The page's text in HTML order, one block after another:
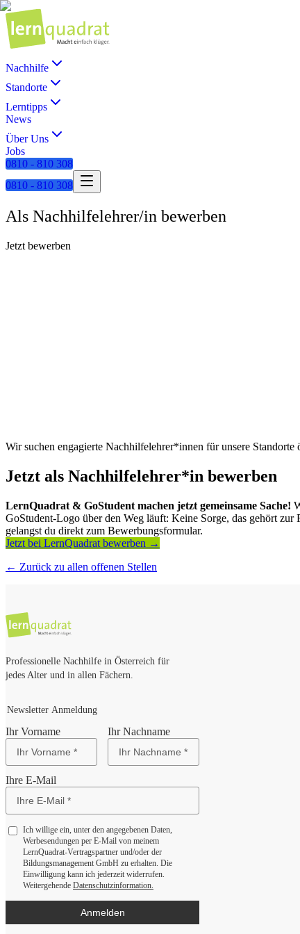
Nachhilfe
Standorte
Lerntipps
News
Über Uns
Jobs
0810 - 810 308
0810 - 810 308
Als Nachhilfelehrer/in bewerben
Jetzt bewerben
Wir suchen engagierte Nachhilfelehrer*innen für unsere
Jetzt als Nachhilfelehrer*in bewerben
LernQuadrat & GoStudent machen jetzt gemeinsame Sache!
GoStudent-Logo über den Weg läuft: Keine Sorge, das gehört
gelangst du direkt zum Bewerbungsformular.
Jetzt bei LernQuadrat bewerben →
← Zurück zu allen offenen Stellen
Professionelle Nachhilfe in Österreich für
jedes Alter und in allen Fächern.
Newsletter Anmeldung
Ihr Vorname Ihr Nachname
Ihre E-Mail
Ich willige ein, unter den angegebenen Daten,
Werbesendungen per E-Mail von meinem
LernQuadrat-Vertragspartner und/oder der
Bildungsmanagement GmbH zu erhalten. Die
Einwilligung kann ich jederzeit widerrufen.
Weitergehende Datenschutzinformation.
Anmelden